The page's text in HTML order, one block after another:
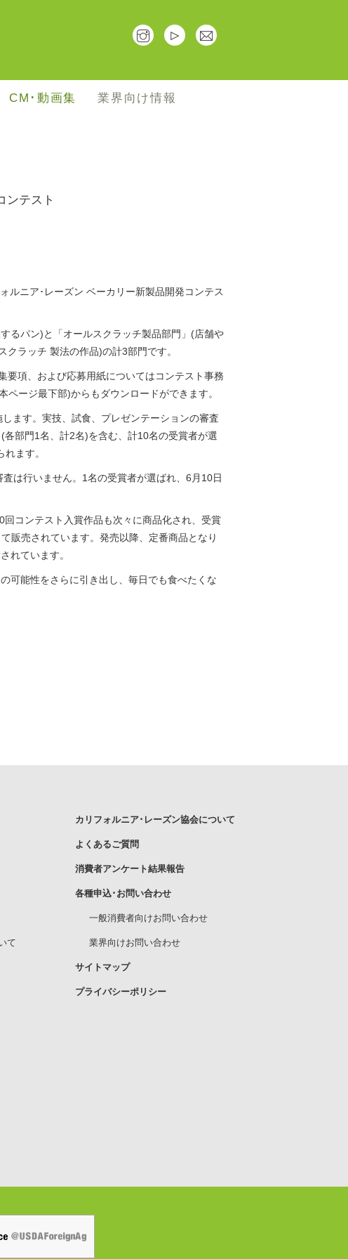
CM･動画集 業界向け情報
ンテスト
ォルニア･レーズン ベーカリー新製品開発コンテス
るパン)と「オールスクラッチ製品部門」(店舗や
ラッチ 製法の作品)の計3部門です。
要項、および応募用紙についてはコンテスト事務
ージ最下部)からもダウンロードができます。
ます。実技、試食、プレゼンテーションの審査
部門1名、計2名)を含む、計10名の受賞者が選
ます。
は行いません。1名の受賞者が選ばれ、6月10日
コンテスト入賞作品も次々に商品化され、受賞
販売されています。発売以降、定番商品となり
れています。
可能性をさらに引き出し、毎日でも食べたくな
て
カリフォルニア･レーズン協会について
よくあるご質問
消費者アンケート結果報告
各種申込･お問い合わせ
一般消費者向けお問い合わせ
業界向けお問い合わせ
サイトマップ
プライバシーポリシー